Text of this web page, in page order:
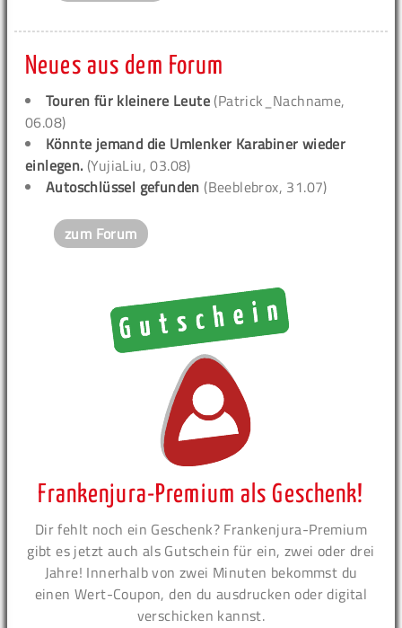
Neues aus dem Forum
Touren für kleinere Leute (Patrick_Nachname,
06.08)
Könnte jemand die Umlenker Karabiner wieder
einlegen. (YujiaLiu, 03.08)
Autoschlüssel gefunden (Beeblebrox, 31.07)
zum Forum
Frankenjura-Premium als Geschenk!
Dir fehlt noch ein Geschenk? Frankenjura-Premium
gibt es jetzt auch als Gutschein für ein, zwei oder drei
Jahre! Innerhalb von zwei Minuten bekommst du
einen Wert-Coupon, den du ausdrucken oder digital
verschicken kannst.